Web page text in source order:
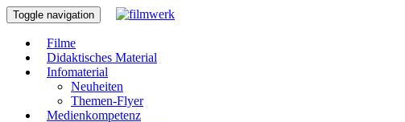
Toggle navigation
Filme
Didaktisches Material
Infomaterial
Neuheiten
Themen-Flyer
Medienkompetenz